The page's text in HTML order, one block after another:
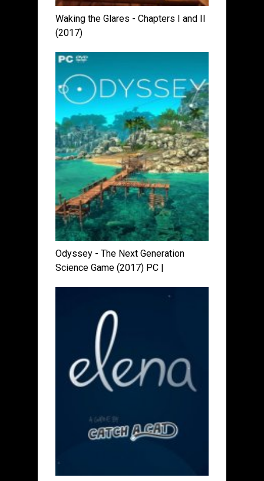
Waking the Glares - Chapters I and II
(2017)
Odyssey - The Next Generation
Science Game (2017) PC |